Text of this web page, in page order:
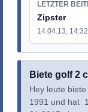
LETZTER
Zipster
14.04.13, 14:32
Biete golf 2 cl
Hey leute
1991 und hat